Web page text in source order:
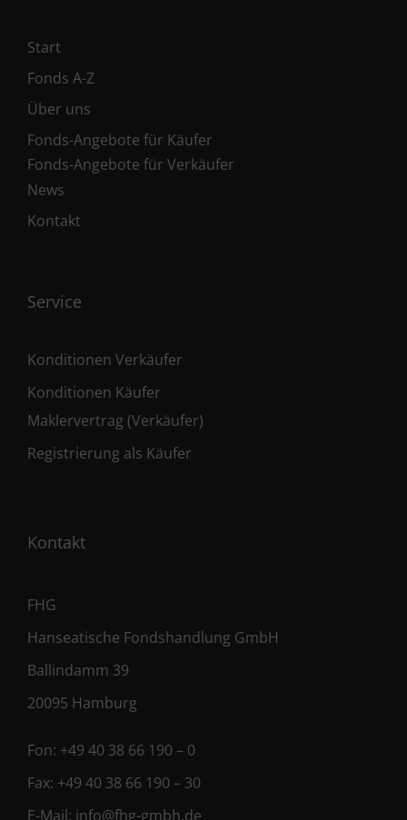
Start
Fonds A-Z
Über uns
Fonds-Angebote für Käufer
Fonds-Angebote für Verkäufer
News
Kontakt
Service
Konditionen Verkäufer
Konditionen Käufer
Maklervertrag (Verkäufer)
Registrierung als Käufer
Kontakt
FHG
Hanseatische Fondshandlung GmbH
Ballindamm 39
20095 Hamburg
Fon: +49 40 38 66 190 – 0
Fax: +49 40 38 66 190 – 30
E-Mail: info@fhg-gmbh.de